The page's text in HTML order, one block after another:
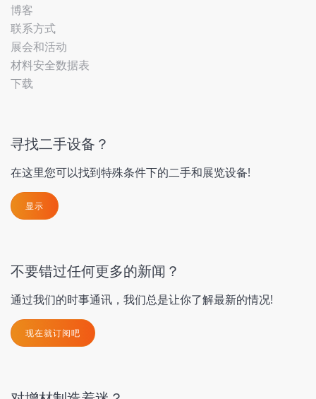
博客
联系方式
展会和活动
材料安全数据表
下载
寻找二手设备？
在这里您可以找到特殊条件下的二手和展览设备!
显示
不要错过任何更多的新闻？
通过我们的时事通讯，我们总是让你了解最新的情况!
现在就订阅吧